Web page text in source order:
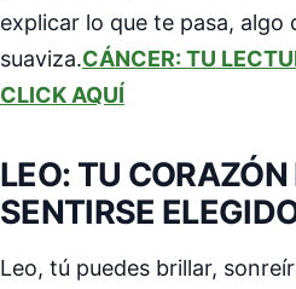
explicar lo que te pasa, algo
suaviza.CÁNCER: TU
CLICK AQUÍ
LEO: TU
SENTIRSE
Leo, tú puedes brillar,